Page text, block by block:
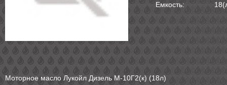
Емкость:
Моторное масло Лукойл Дизель М-10Г2(к) (18л)